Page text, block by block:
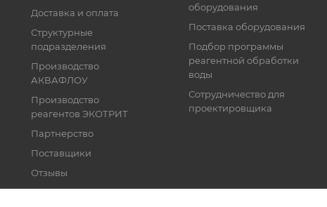
Доставка и оплата
Структурные
подразделения
Производство
АКВАФЛОУ
Производство
реагентов ЭКОТРИТ
Партнерство
Поставщики
Отзывы
Реквизиты
оборудования
Поставка оборудования
Подбор программы
реагентной обработки
воды
Сотрудничество для
проектировщика